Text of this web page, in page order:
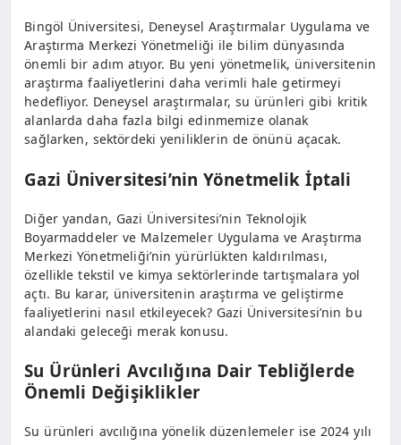
Bingöl Üniversitesi, Deneysel Araştırmalar Uygulama ve
Araştırma Merkezi Yönetmeliği ile bilim dünyasında
önemli bir adım atıyor. Bu yeni yönetmelik, üniversitenin
araştırma faaliyetlerini daha verimli hale getirmeyi
hedefliyor. Deneysel araştırmalar, su ürünleri gibi kritik
alanlarda daha fazla bilgi edinmemize olanak
sağlarken, sektördeki yeniliklerin de önünü açacak.
Gazi Üniversitesi’nin Yönetmelik İptali
Diğer yandan, Gazi Üniversitesi’nin Teknolojik
Boyarmaddeler ve Malzemeler Uygulama ve Araştırma
Merkezi Yönetmeliği’nin yürürlükten kaldırılması,
özellikle tekstil ve kimya sektörlerinde tartışmalara yol
açtı. Bu karar, üniversitenin araştırma ve geliştirme
faaliyetlerini nasıl etkileyecek? Gazi Üniversitesi’nin bu
alandaki geleceği merak konusu.
Su Ürünleri Avcılığına Dair Tebliğlerde
Önemli Değişiklikler
Su ürünleri avcılığına yönelik düzenlemeler ise 2024 yılı